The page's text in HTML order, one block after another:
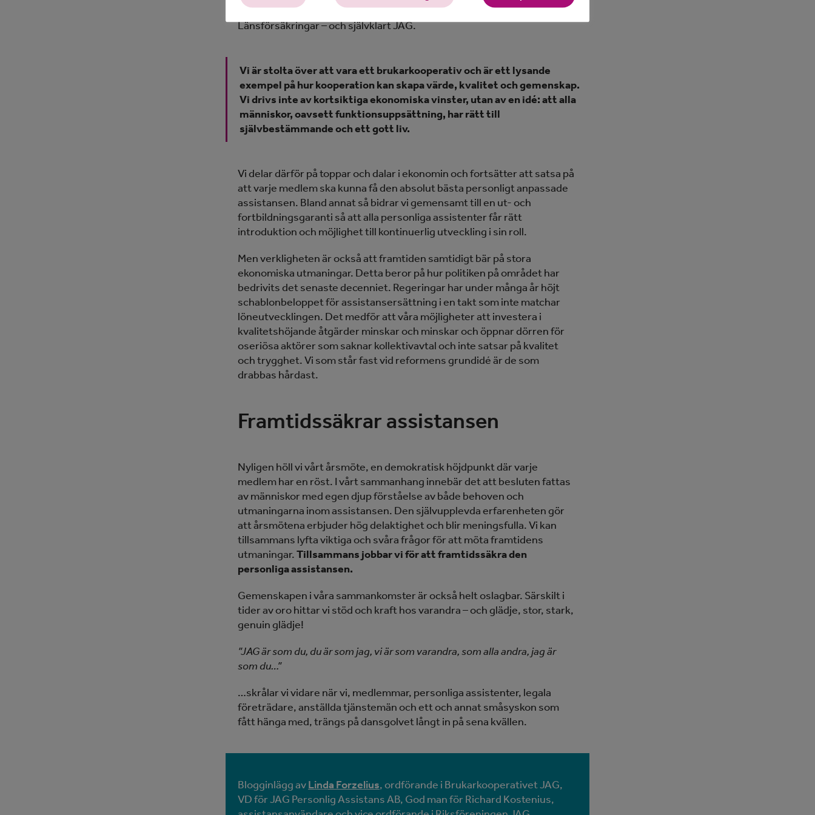
kooperativ inkluderar Folksam, Coop, Riksbyggen, Arla,
Länsförsäkringar – och självklart JAG.
Vi är stolta över att vara ett brukarkooperativ och är ett lysande
exempel på hur kooperation kan skapa värde, kvalitet och gemenskap.
Vi drivs inte av kortsiktiga ekonomiska vinster, utan av en idé: att alla
människor, oavsett funktionsuppsättning, har rätt till
självbestämmande och ett gott liv.
Vi delar därför på toppar och dalar i ekonomin och fortsätter att satsa på
att varje medlem ska kunna få den absolut bästa personligt anpassade
assistansen. Bland annat så bidrar vi gemensamt till en ut- och
fortbildningsgaranti så att alla personliga assistenter får rätt
introduktion och möjlighet till kontinuerlig utveckling i sin roll.
Men verkligheten är också att framtiden samtidigt bär på stora
ekonomiska utmaningar. Detta beror på hur politiken på området har
bedrivits det senaste decenniet. Regeringar har under många år höjt
schablonbeloppet för assistansersättning i en takt som inte matchar
löneutvecklingen. Det medför att våra möjligheter att investera i
kvalitetshöjande åtgärder minskar och minskar och öppnar dörren för
oseriösa aktörer som saknar kollektivavtal och inte satsar på kvalitet
och trygghet. Vi som står fast vid reformens grundidé är de som
drabbas hårdast.
Framtidssäkrar assistansen
Nyligen höll vi vårt årsmöte, en demokratisk höjdpunkt där varje
medlem har en röst. I vårt sammanhang innebär det att besluten fattas
av människor med egen djup förståelse av både behoven och
utmaningarna inom assistansen. Den självupplevda erfarenheten gör
att årsmötena erbjuder hög delaktighet och blir meningsfulla. Vi kan
tillsammans lyfta viktiga och svåra frågor för att möta framtidens
utmaningar.Tillsammans jobbar vi för att framtidssäkra den
personliga assistansen.
Gemenskapen i våra sammankomster är också helt oslagbar. Särskilt i
tider av oro hittar vi stöd och kraft hos varandra – och glädje, stor, stark,
genuin glädje!
”JAG är som du, du är som jag, vi är som varandra, som alla andra, jag är
som du…”
…skrålar vi vidare när vi, medlemmar, personliga assistenter, legala
företrädare, anställda tjänstemän och ett och annat småsyskon som
fått hänga med, trängs på dansgolvet långt in på sena kvällen.
Blogginlägg avLinda Forzelius, ordförande i Brukarkooperativet JAG,
VD för JAG Personlig Assistans AB, God man för Richard Kostenius,